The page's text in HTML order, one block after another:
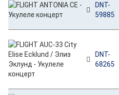
DNT-
59885
DNT-
68265